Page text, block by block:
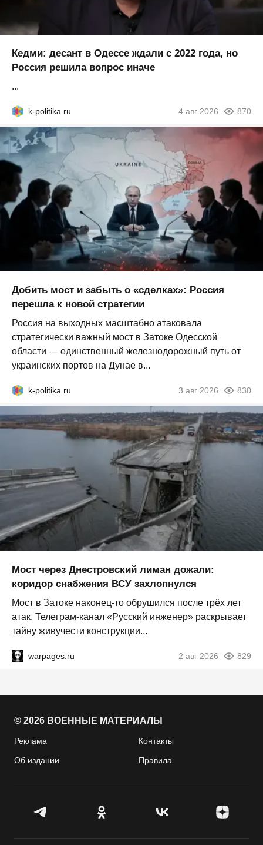
Кедми: десант в Одессе ждали с 2022 года, но
Россия решила вопрос иначе
...
k-politika.ru 4 авг 2026 870
Добить мост и забыть о «сделках»: Россия
перешла к новой стратегии
Россия на выходных масштабно атаковала
стратегически важный мост в Затоке Одесской
области — единственный железнодорожный путь от
украинских портов на Дунае в...
k-politika.ru 3 авг 2026 830
Мост через Днестровский лиман дожали:
коридор снабжения ВСУ захлопнулся
Мост в Затоке наконец-то обрушился после трёх лет
атак. Телеграм-канал «Русский инженер» раскрывает
тайну живучести конструкции...
warpages.ru 2 авг 2026 829
© 2026 ВОЕННЫЕ МАТЕРИАЛЫ
Реклама Контакты
Об издании Правила